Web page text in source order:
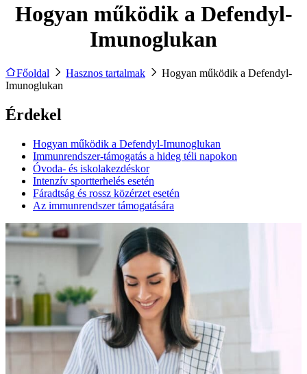
Hogyan működik a Defendyl-
Imunoglukan
Főoldal Hasznos tartalmak
Hogyan működik a Defendyl-
Imunoglukan
Érdekel
Hogyan működik a Defendyl-Imunoglukan
Immunrendszer-támogatás a hideg téli napokon
Óvoda- és iskolakezdéskor
Intenzív sportterhelés esetén
Fáradtság és rossz közérzet esetén
Az immunrendszer támogatására